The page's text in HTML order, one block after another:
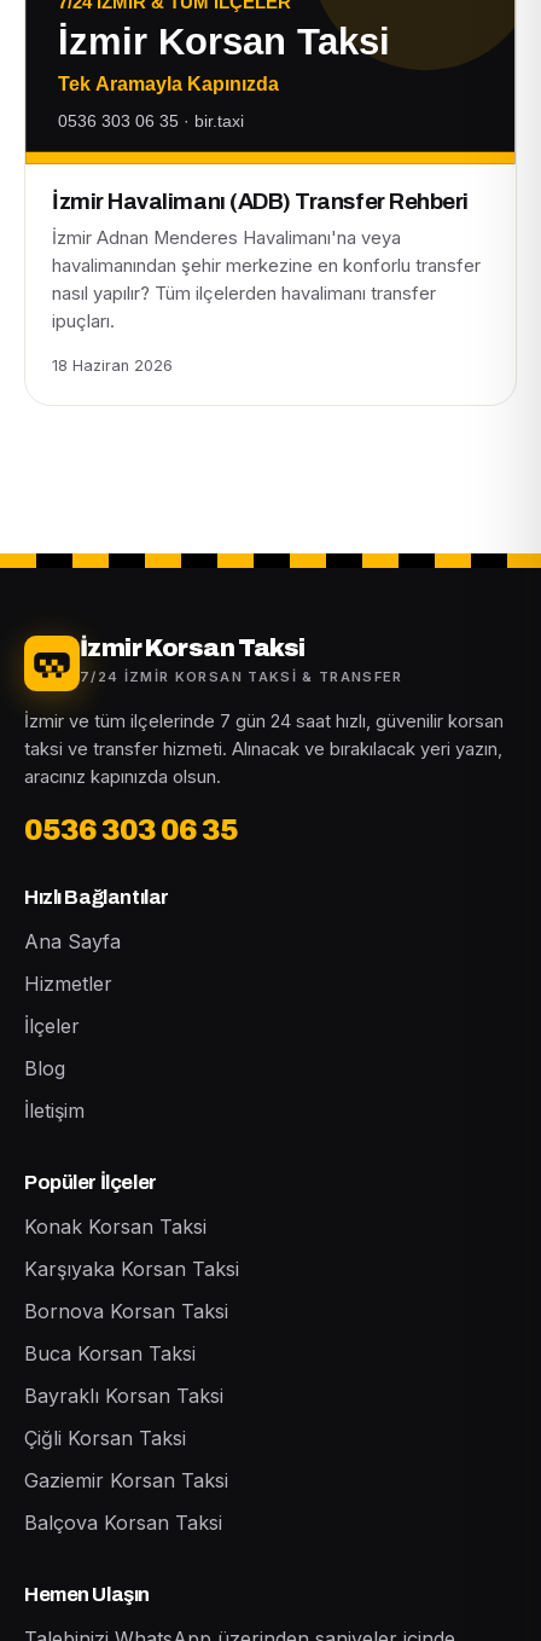
İzmir Havalimanı (ADB) Transfer Rehberi
İzmir Adnan Menderes Havalimanı'na veya
havalimanından şehir merkezine en konforlu transfer
nasıl yapılır? Tüm ilçelerden havalimanı transfer
ipuçları.
18 Haziran 2026
İzmir Korsan Taksi
7/24 İZMIR KORSAN TAKSI & TRANSFER
İzmir ve tüm ilçelerinde 7 gün 24 saat hızlı, güvenilir korsan
taksi ve transfer hizmeti. Alınacak ve bırakılacak yeri yazın,
aracınız kapınızda olsun.
0536 303 06 35
Hızlı Bağlantılar
Ana Sayfa
Hizmetler
İlçeler
Blog
İletişim
Popüler İlçeler
Konak Korsan Taksi
Karşıyaka Korsan Taksi
Bornova Korsan Taksi
Buca Korsan Taksi
Bayraklı Korsan Taksi
Çiğli Korsan Taksi
Gaziemir Korsan Taksi
Balçova Korsan Taksi
Hemen Ulaşın